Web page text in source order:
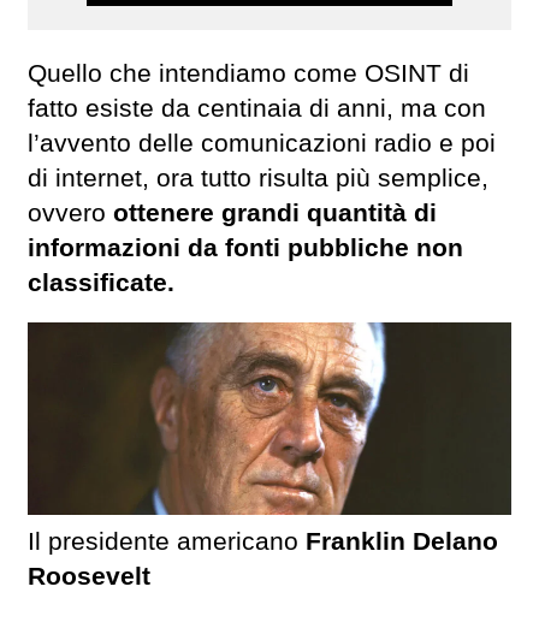
Quello che intendiamo come OSINT di
fatto esiste da centinaia di anni, ma con
l’avvento delle comunicazioni radio e poi
di internet, ora tutto risulta più semplice,
ovvero ottenere grandi quantità di
informazioni da fonti pubbliche non
classificate.
Il presidente americano Franklin Delano
Roosevelt